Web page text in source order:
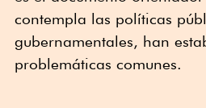
contempla las políticas
gubernamentales, han
problemáticas comunes.